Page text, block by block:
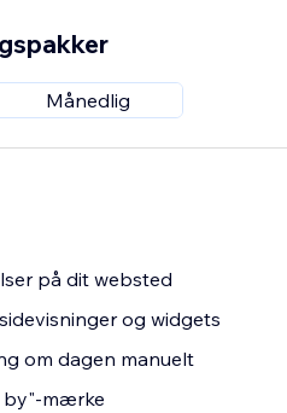
Månedlig
på dit websted
og widgets
om dagen manuelt
by"-mærke